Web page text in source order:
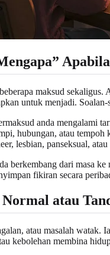
maksud
untuk menjadi.
anda mengalami
hubungan, atau
lesbian, panseksual,
berkembang dari masa
fikiran secara
atau
atau masalah watak.
kebolehan membina